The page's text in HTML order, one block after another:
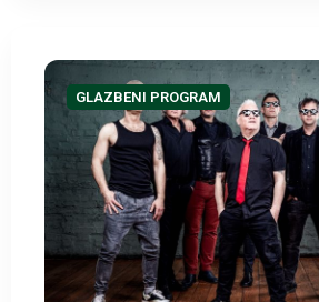
GLAZBENI PROGRAM